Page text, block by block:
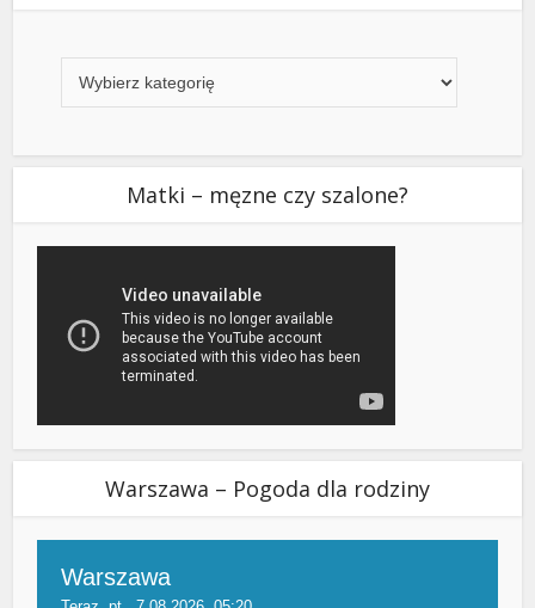
Matki – męzne czy szalone?
Warszawa – Pogoda dla rodziny